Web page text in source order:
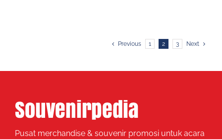
Previous 1 2 3 Next
Pusat merchandise & souvenir promosi untuk acara